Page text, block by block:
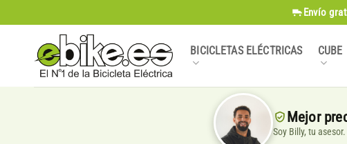
al
contenido
Envío
BICICLETAS ELÉCTRICAS CUBE
Mejor
Soy Billy, tu